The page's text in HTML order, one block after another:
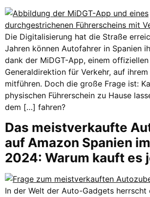
Die Digitalisierung hat die Straße
Jahren können Autofahrer in Spanien
dank der MiDGT-App, einem
Generaldirektion für Verkehr, auf
mitführen. Doch die große Frage ist:
physischen Führerschein zu Hause
dem […] fahren?
Das meistverkaufte
auf Amazon Spanien
2024: Warum kauft es
In der Welt der Auto-Gadgets herrscht